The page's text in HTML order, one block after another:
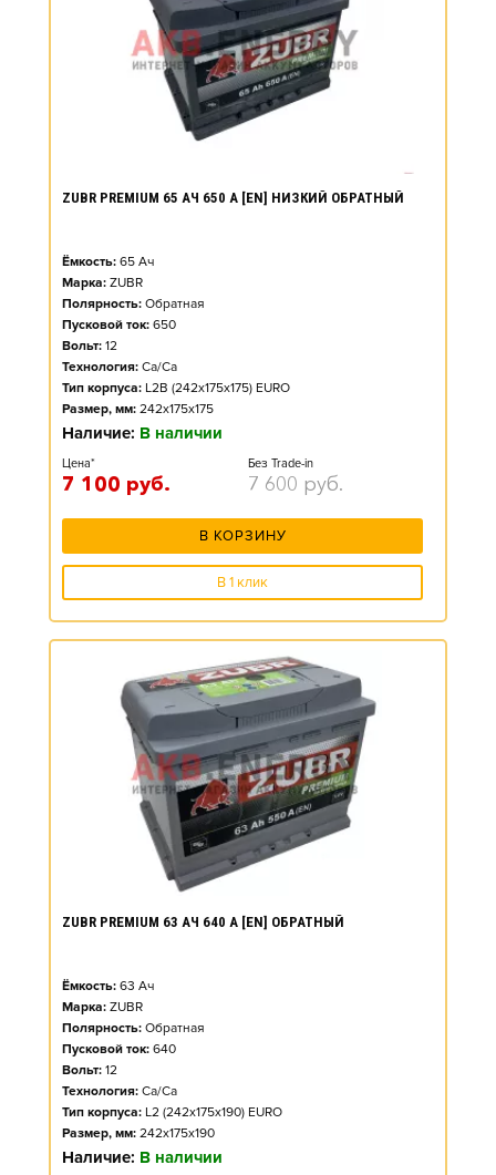
ZUBR PREMIUM 65 АЧ 650 А [EN] НИЗКИЙ ОБРАТНЫЙ
Ёмкость: 65 Ач
Марка: ZUBR
Полярность: Обратная
Пусковой ток: 650
Вольт: 12
Технология: Ca/Ca
Тип корпуса: L2B (242x175x175) EURO
Размер, мм: 242x175x175
Наличие: В наличии
Цена*
7 100 руб.
Без Trade-in
7 600 руб.
В КОРЗИНУ
В 1 клик
ZUBR PREMIUM 63 АЧ 640 А [EN] ОБРАТНЫЙ
Ёмкость: 63 Ач
Марка: ZUBR
Полярность: Обратная
Пусковой ток: 640
Вольт: 12
Технология: Ca/Ca
Тип корпуса: L2 (242x175x190) EURO
Размер, мм: 242x175x190
Наличие: В наличии